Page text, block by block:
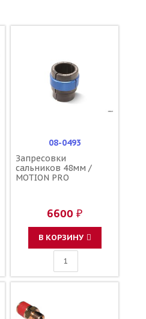
08-0493
Запресовки
сальников 48мм /
MOTION PRO
6600 ₽
В КОРЗИНУ